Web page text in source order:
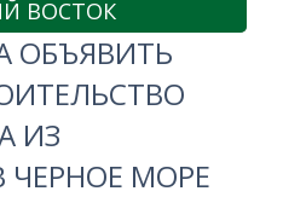
ВОСТОК
ОБЪЯВИТЬ
ИЗ
МОРЕ